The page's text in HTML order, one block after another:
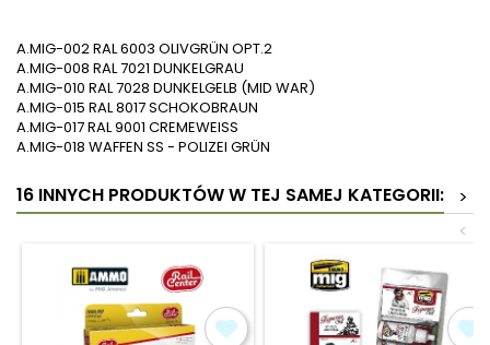
A.MIG-002 RAL 6003 OLIVGRÜN OPT.2
A.MIG-008 RAL 7021 DUNKELGRAU
A.MIG-010 RAL 7028 DUNKELGELB (MID WAR)
A.MIG-015 RAL 8017 SCHOKOBRAUN
A.MIG-017 RAL 9001 CREMEWEISS
A.MIG-018 WAFFEN SS - POLIZEI GRÜN
16 INNYCH PRODUKTÓW W TEJ SAMEJ KATEGORII:
>
<